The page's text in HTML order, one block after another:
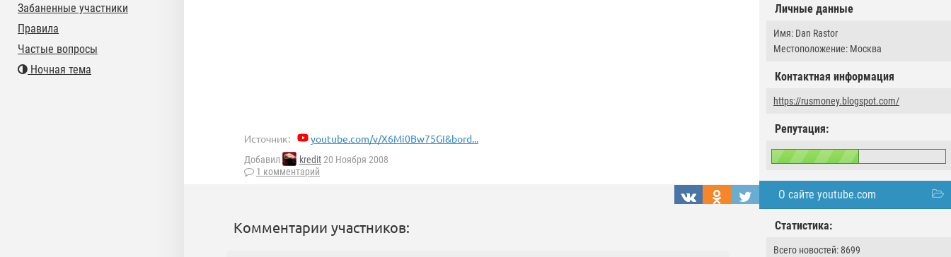
Личные данные
Имя: Dan Rastor
Местоположение: Москва
Контактная информация
https://rusmoney.blogspot.com/
Репутация:
О сайте youtube.com
Статистика:
Всего новостей: 8699
Источник: youtube.com/v/X6Mi0Bw75GI&bord...
Добавил kredit20 Ноября 2008
1 комментарий
Комментарии участников:
Забаненные участники
Правила
Частые вопросы
Ночная тема